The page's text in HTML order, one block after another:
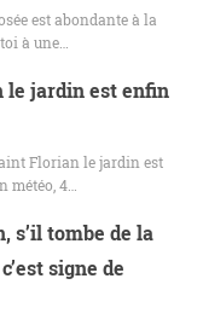
est abondante à la
à une…
le jardin est enfin
Florian le jardin est
4…
s’il tombe de la
signe de